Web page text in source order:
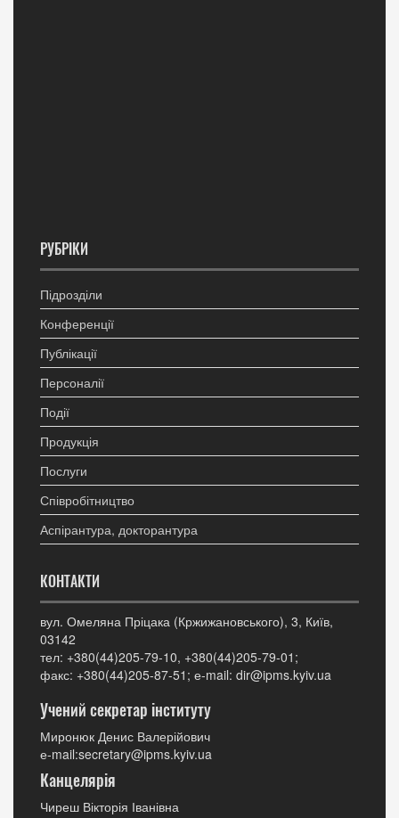
РУБРІКИ
Підрозділи
Конференції
Публікації
Персоналії
Події
Продукція
Послуги
Співробітництво
Аспірантура, докторантура
КОНТАКТИ
вул. Омеляна Пріцака (Кржижановського), 3, Київ,
03142
тел: +380(44)205-79-10, +380(44)205-79-01;
факс: +380(44)205-87-51; е-mail: dir@ipms.kyiv.ua
Учений секретар інституту
Миронюк Денис Валерійович
е-mail:secretary@ipms.kyiv.ua
Канцелярія
Чиреш Вікторія Іванівна